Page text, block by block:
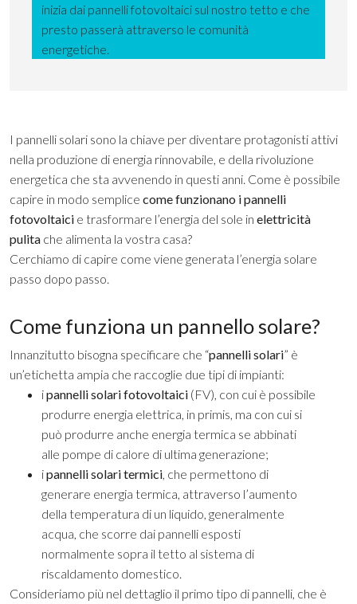
inizia dai pannelli fotovoltaici sul nostro tetto e che
presto passerà attraverso le comunità
energetiche.
I pannelli solari sono la chiave per diventare protagonisti attivi
nella produzione di energia rinnovabile, e della rivoluzione
energetica che sta avvenendo in questi anni. Come è possibile
capire in modo semplice come funzionano i pannelli
fotovoltaici e trasformare l’energia del sole in elettricità
pulita che alimenta la vostra casa?
Cerchiamo di capire come viene generata l’energia solare
passo dopo passo.
Come funziona un pannello solare?
Innanzitutto bisogna specificare che “pannelli solari” è
un’etichetta ampia che raccoglie due tipi di impianti:
ipannelli solari fotovoltaici (FV), con cui è possibile
produrre energia elettrica, in primis, ma con cui si
può produrre anche energia termica se abbinati
alle pompe di calore di ultima generazione;
ipannelli solari termici , che permettono di
generare energia termica, attraverso l’aumento
della temperatura di un liquido, generalmente
acqua, che scorre dai pannelli esposti
normalmente sopra il tetto al sistema di
riscaldamento domestico.
Consideriamo più nel dettaglio il primo tipo di pannelli, che è